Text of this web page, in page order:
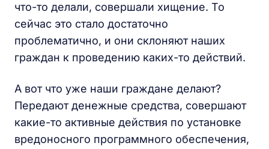
что-то делали, совершали хищение. То
сейчас это стало достаточно
проблематично, и они склоняют наших
граждан к проведению каких-то действий.
А вот что уже наши граждане делают?
Передают денежные средства, совершают
какие-то активные действия по установке
вредоносного программного обеспечения,